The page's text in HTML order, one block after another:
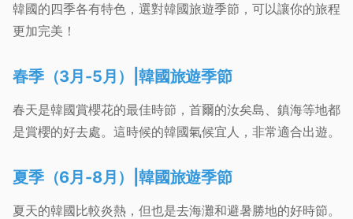
韓國的四季各有特色，選對韓國旅遊季節，可以讓你的旅程
更加完美！
春季（3月-5月）|韓國旅遊季節
春天是韓國賞櫻花的最佳時節，首爾的汝矣島、鎮海等地都
是賞櫻的好去處。這時候的韓國氣候宜人，非常適合出遊。
夏季（6月-8月）|韓國旅遊季節
夏天的韓國比較炎熱，但也是去海灘和避暑勝地的好時節。